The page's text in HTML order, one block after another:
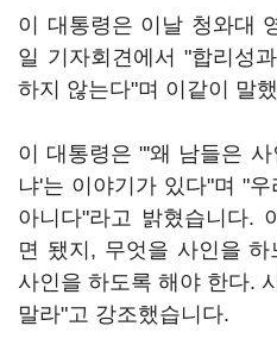
이 대통령은 이날 청와대
일 기자회견에서 "합리성
하지 않는다"며 이같이 말
이 대통령은 "'왜 남들은
냐'는 이야기가 있다"며 "
아니다"라고 밝혔습니다.
면 됐지, 무엇을 사인을
사인을 하도록 해야 한다.
말라"고 강조했습니다.